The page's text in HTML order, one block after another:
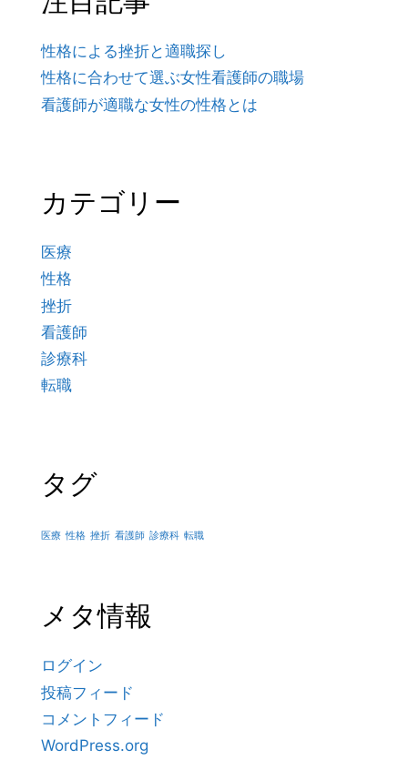
性格による挫折と適職探し
性格に合わせて選ぶ女性看護師の職場
看護師が適職な女性の性格とは
カテゴリー
医療
性格
挫折
看護師
診療科
転職
タグ
医療 性格 挫折 看護師 診療科 転職
メタ情報
ログイン
投稿フィード
コメントフィード
WordPress.org